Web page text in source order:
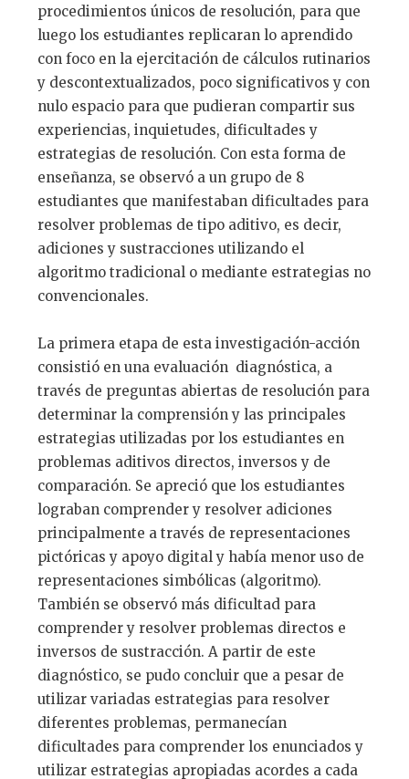
procedimientos únicos de resolución, para que
luego los estudiantes replicaran lo aprendido
con foco en la ejercitación de cálculos rutinarios
y descontextualizados, poco significativos y con
nulo espacio para que pudieran compartir sus
experiencias, inquietudes, dificultades y
estrategias de resolución. Con esta forma de
enseñanza, se observó a un grupo de 8
estudiantes que manifestaban dificultades para
resolver problemas de tipo aditivo, es decir,
adiciones y sustracciones utilizando el
algoritmo tradicional o mediante estrategias no
convencionales.
La primera etapa de esta investigación-acción
consistió en una evaluación diagnóstica, a
través de preguntas abiertas de resolución para
determinar la comprensión y las principales
estrategias utilizadas por los estudiantes en
problemas aditivos directos, inversos y de
comparación. Se apreció que los estudiantes
lograban comprender y resolver adiciones
principalmente a través de representaciones
pictóricas y apoyo digital y había menor uso de
representaciones simbólicas (algoritmo).
También se observó más dificultad para
comprender y resolver problemas directos e
inversos de sustracción. A partir de este
diagnóstico, se pudo concluir que a pesar de
utilizar variadas estrategias para resolver
diferentes problemas, permanecían
dificultades para comprender los enunciados y
utilizar estrategias apropiadas acordes a cada